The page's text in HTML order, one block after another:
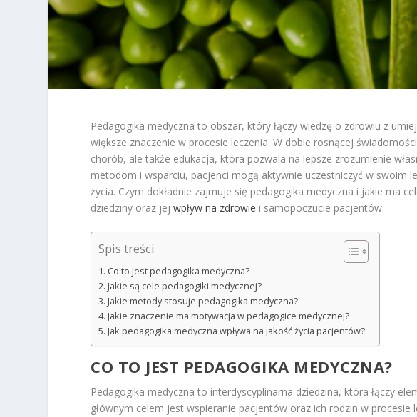
Pedagogika medyczna to obszar, który łączy wiedzę o zdrowiu z
większe znaczenie w procesie leczenia. W dobie rosnącej
chorób, ale także edukacja, która pozwala na lepsze zrozumienie
metodom i wsparciu, pacjenci mogą aktywnie uczestniczyć w swoim
życia. Czym dokładnie zajmuje się pedagogika medyczna i jakie ma
dziedziny oraz jejwpływ na zdrowie i samopoczucie pacjentów.
Spis treści
Co to jest pedagogika medyczna?
Jakie są cele pedagogiki medycznej?
Jakie metody stosuje pedagogika medyczna?
Jakie znaczenie ma motywacja w pedagogice medycznej?
Jak pedagogika medyczna wpływa na jakość życia pacjentów?
CO TO JEST PEDAGOGIKA MEDYCZNA?
Pedagogika medyczna to interdyscyplinarna dziedzina, która łączy
głównym celem jest wspieranie pacjentów oraz ich rodzin w